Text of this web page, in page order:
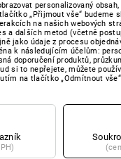
personalizovaný
„Přijmout vše“ budeme
na našich webových
a dalších metod (včetně
jako údaje z procesu
k následujícím účelům:
doporučení produktů,
si to nepřejete, můžete
na tlačítko „Odmítnout